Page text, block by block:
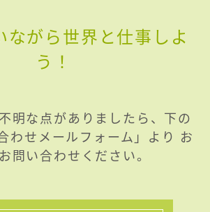
ながら世界と仕事しよ
う！
明な点がありましたら、下の
わせメールフォーム」より お
問い合わせください。